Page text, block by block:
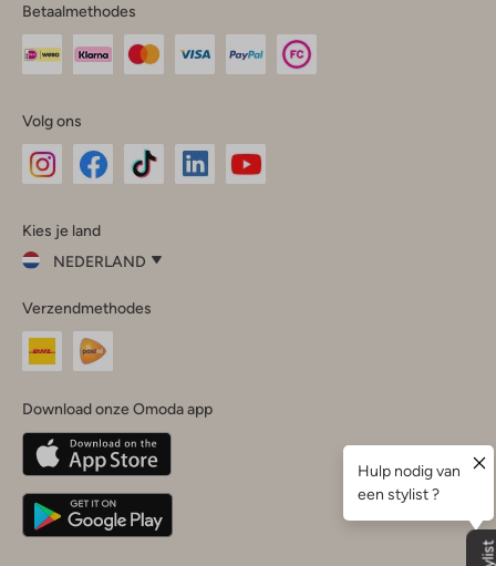
Betaalmethodes
Volg ons
InstagramFacebook
Kies je land
NEDERLAND
je
land
Nederland
Belgique(Français)
Deutschland
Verzendmethodes
Download onze Omoda app